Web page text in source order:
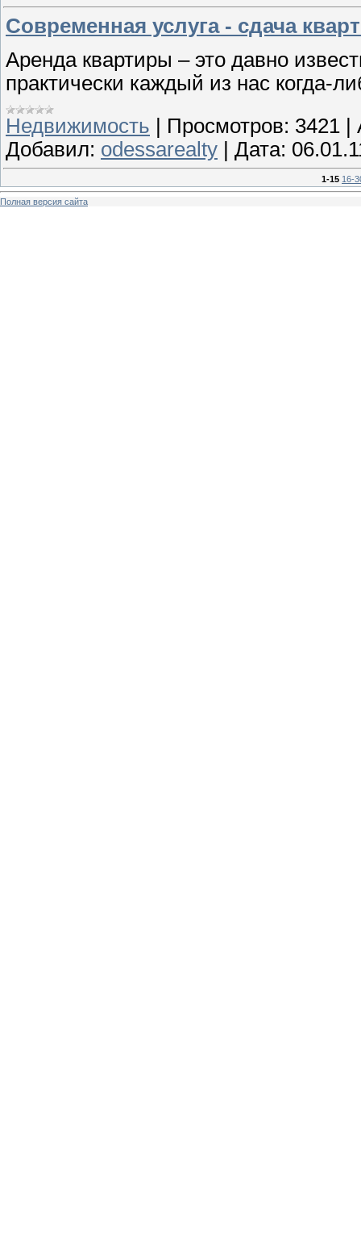
Современная услуга - сдача
Аренда квартиры – это давно
практически каждый из нас когда-
Недвижимость
Просмотров: 3421
Добавил: odessarealty Дата:
1-15 16-
Полная версия сайта